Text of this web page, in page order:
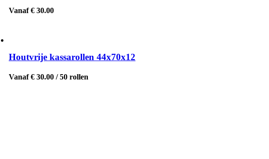
Vanaf € 30.00
Houtvrije kassarollen 44x70x12
Vanaf € 30.00 / 50 rollen